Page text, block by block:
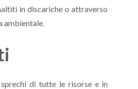
in discariche o attraverso
ambientale.
di tutte le risorse e in